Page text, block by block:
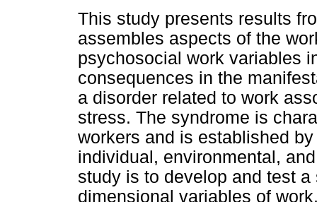
This study presents results
assembles aspects of the
psychosocial work variables
consequences in the
a disorder related to work
stress. The syndrome is
workers and is established
individual, environmental,
study is to develop and test
dimensional variables of